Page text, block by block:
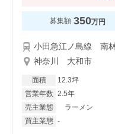
募集額 350万円
神奈川 大和市
面積 12.3坪
営業年数 2.5年
売主業態
ラーメン
買主業態 -